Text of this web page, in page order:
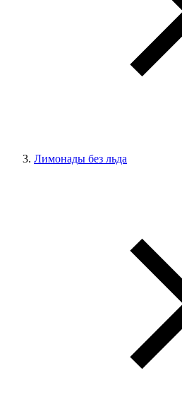
Лимонады без льда